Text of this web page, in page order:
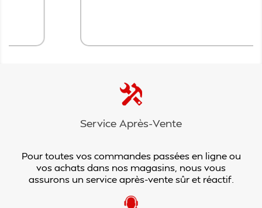
Service Après-Vente
Pour toutes vos commandes passées en ligne ou
vos achats dans nos magasins, nous vous
assurons un service après-vente sûr et réactif.